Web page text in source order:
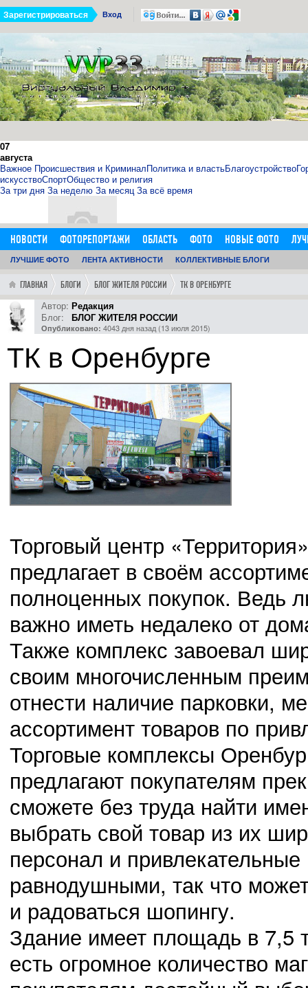
Вход
Зарегистрироваться
07
августа
Важное Происшествия и КриминалПолитика и властьБлагоустройство
искусствоСпортОбщество и религия
За три дня За неделю За месяц За всё время
11:14:00
http://sosna.kiev.ua - искуственная ёлка - нечно
Как я выбрал искусственную елку 1,8 м в инернет-магазине
0
03.11.14
23:42:00
Сведения о проведении месячных мероприятий,
0
02.11.14
23:41:00
Выбрали нового председателя Октябрьского района
НОВОСТИ ФОТОРЕПОРТАЖИ ОБЛАСТЬ ФОТО НОВЫЕ ФОТО
ОБЪЯВЛЕНИЯ
ДОБАВИТЬ ОБЪЯВЛЕНИЕ ЛЮДИ ФОРУМ ГОРОД
ЛУЧШИЕ ФОТО ЛЕНТА АКТИВНОСТИ КОЛЛЕКТИВНЫЕ БЛОГИ
ГЛАВНАЯ БЛОГИ БЛОГ ЖИТЕЛЯ РОССИИ ТК В ОРЕНБУРГЕ
Автор: Редакция
Блог:
БЛОГ ЖИТЕЛЯ РОССИИ
Опубликовано: 4043 дня назад (13 июля 2015)
ТК в Оренбурге
Торговый центр
предлагает в своём
полноценных покупок. Ведь
важно иметь недалеко от
Также комплекс завоевал
своим многочисленным
отнести наличие парковки,
ассортимент товаров по
Торговые комплексы
предлагают покупателям
сможете без труда найти
выбрать свой товар из их
персонал и
равнодушными, так что
и радоваться шопингу.
Здание имеет площадь в 7,5
есть огромное количество